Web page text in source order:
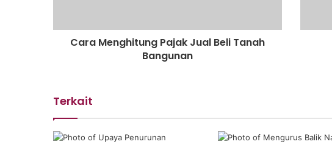
Cara Menghitung Pajak Jual Beli Tanah
Bangunan
Terkait